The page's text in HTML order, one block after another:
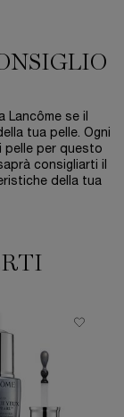
Lancôme se il
tua pelle. Ogni
pelle per questo
consigliarti il
della tua